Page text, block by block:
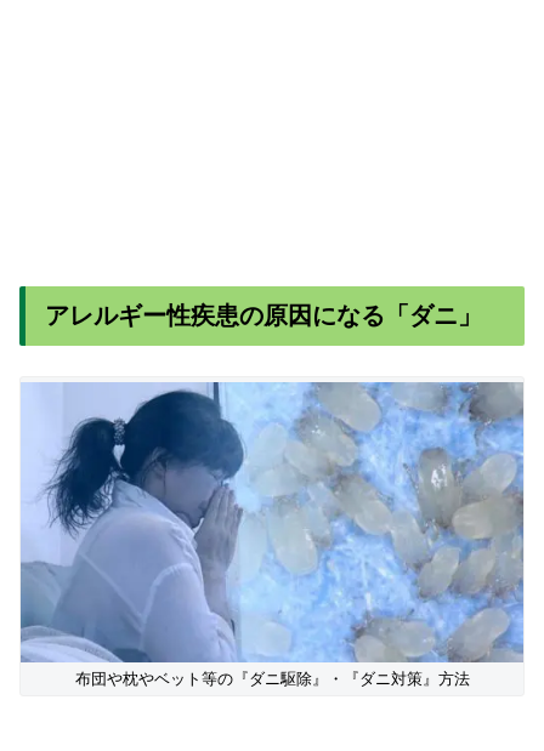
アレルギー性疾患の原因になる「ダニ」
布団や枕やベット等の『ダニ駆除』・『ダニ対策』方法